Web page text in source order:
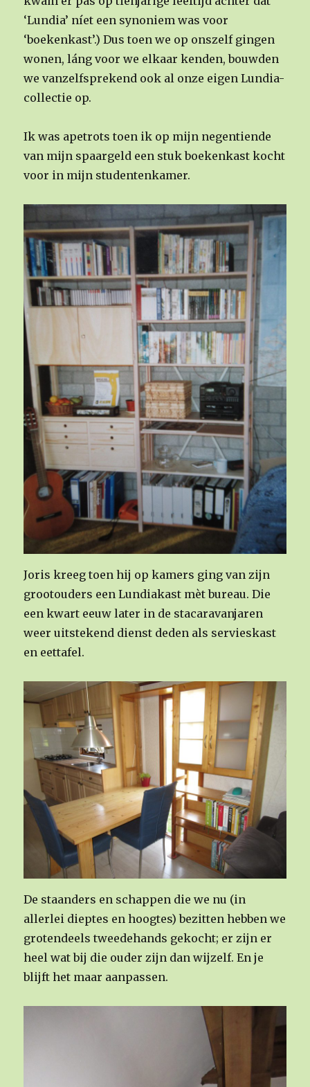
‘Lundia’ níet een synoniem was voor
‘boekenkast’.) Dus toen we op onszelf gingen
wonen, láng voor we elkaar kenden, bouwden
we vanzelfsprekend ook al onze eigen Lundia-
collectie op.
Ik was apetrots toen ik op mijn negentiende
van mijn spaargeld een stuk boekenkast kocht
voor in mijn studentenkamer.
Joris kreeg toen hij op kamers ging van zijn
grootouders een Lundiakast mèt bureau. Die
een kwart eeuw later in de stacaravanjaren
weer uitstekend dienst deden als servieskast
en eettafel.
De staanders en schappen die we nu (in
allerlei dieptes en hoogtes) bezitten hebben we
grotendeels tweedehands gekocht; er zijn er
heel wat bij die ouder zijn dan wijzelf. En je
blijft het maar aanpassen.